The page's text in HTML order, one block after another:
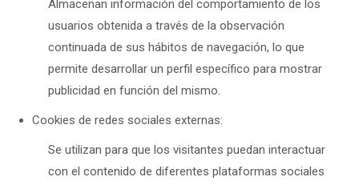
Almacenan información del comportamiento de los
usuarios obtenida a través de la observación
continuada de sus hábitos de navegación, lo que
permite desarrollar un perfil específico para mostrar
publicidad en función del mismo.
Cookies de redes sociales externas:
Se utilizan para que los visitantes puedan interactuar
con el contenido de diferentes plataformas sociales